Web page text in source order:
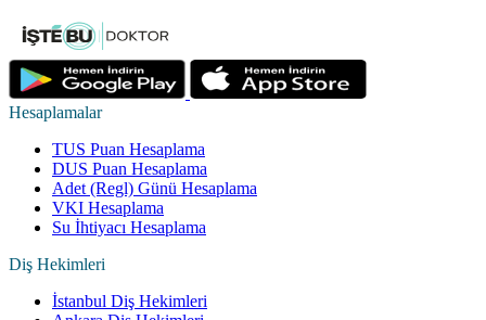
Hesaplamalar
TUS Puan Hesaplama
DUS Puan Hesaplama
Adet (Regl) Günü Hesaplama
VKI Hesaplama
Su İhtiyacı Hesaplama
Diş Hekimleri
İstanbul Diş Hekimleri